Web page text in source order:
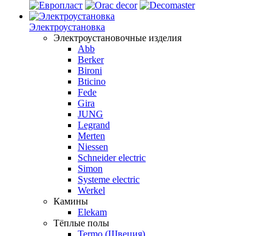
Электроустановка
Электроустановочные изделия
Abb
Berker
Bironi
Bticino
Fede
Gira
JUNG
Legrand
Merten
Niessen
Schneider electric
Simon
Systeme electric
Werkel
Камины
Elekam
Тёплые полы
Termo (Швеция)